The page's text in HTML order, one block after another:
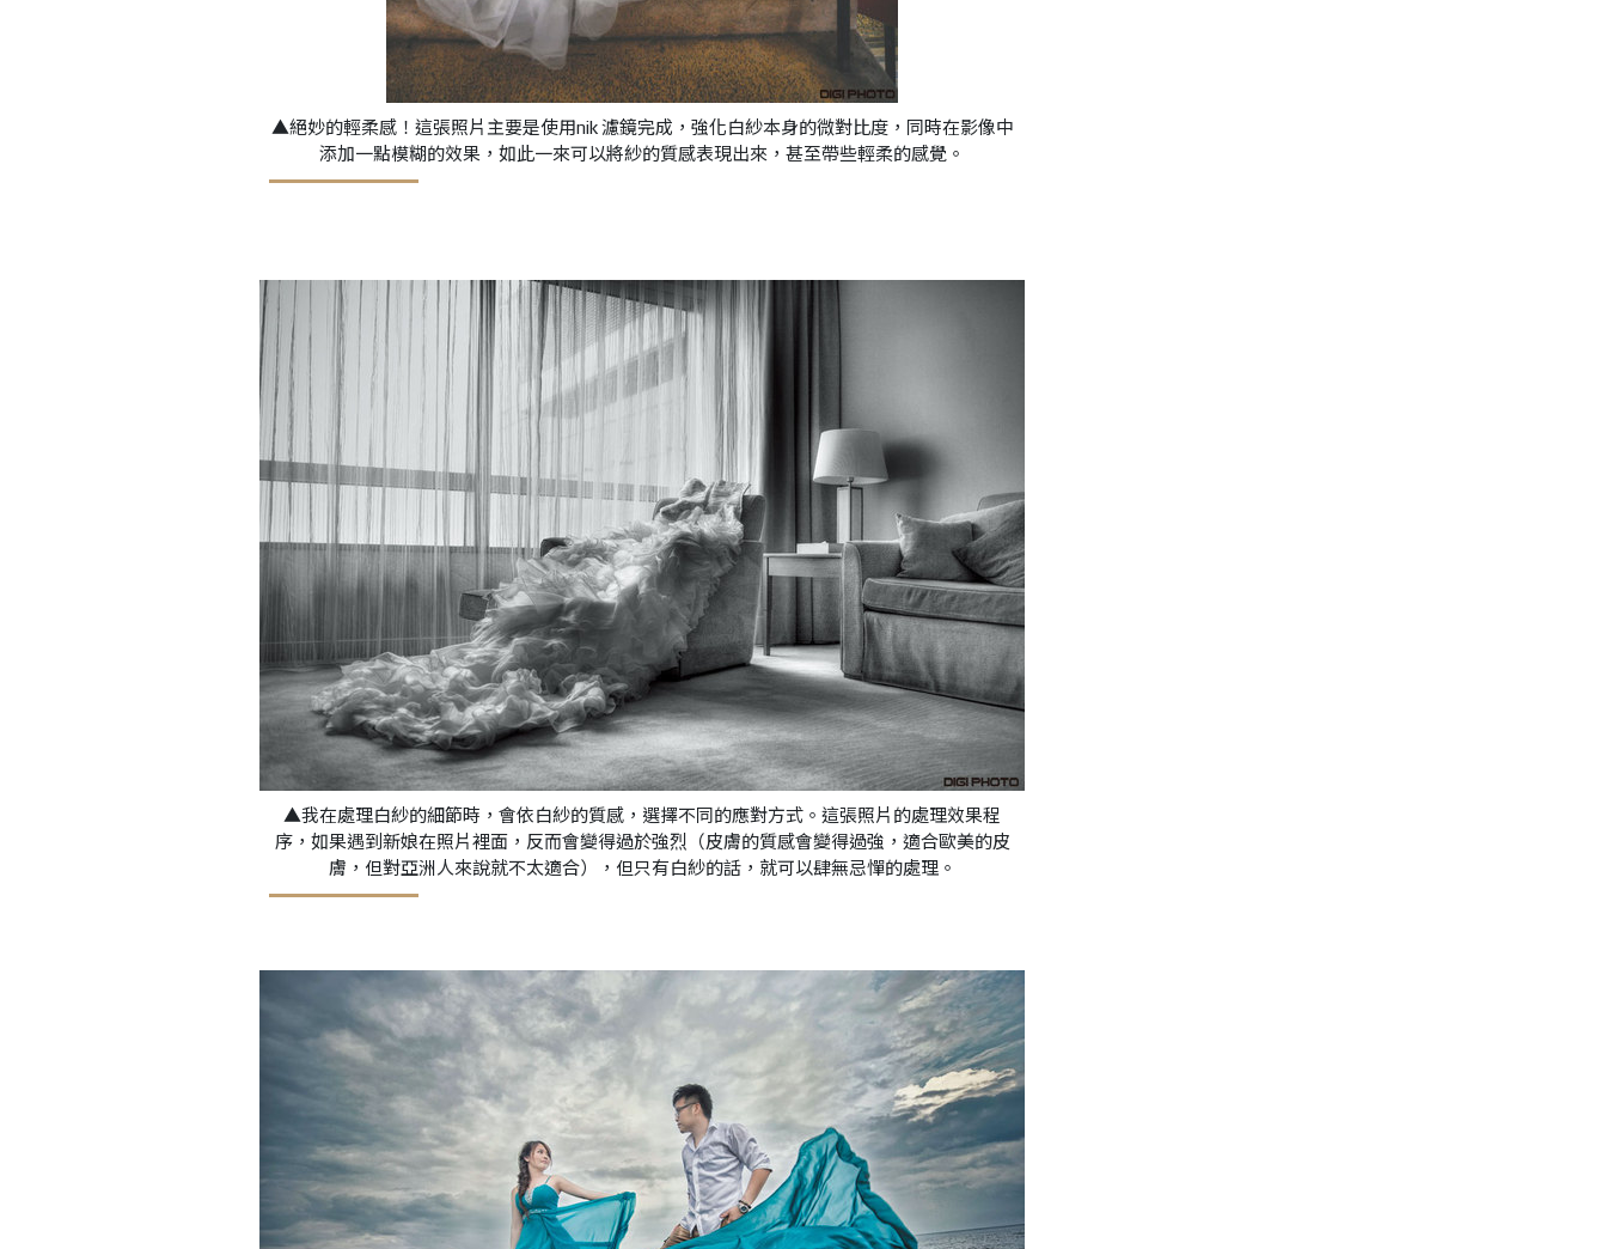
▲絕妙的輕柔感！這張照片主要是使用nik 濾鏡完成，強化白紗本身的微對比度，同時在影像中
添加一點模糊的效果，如此一來可以將紗的質感表現出來，甚至帶些輕柔的感覺。
▲我在處理白紗的細節時，會依白紗的質感，選擇不同的應對方式。這張照片的處理效果程
序，如果遇到新娘在照片裡面，反而會變得過於強烈（皮膚的質感會變得過強，適合歐美的皮
膚，但對亞洲人來說就不太適合），但只有白紗的話，就可以肆無忌憚的處理。